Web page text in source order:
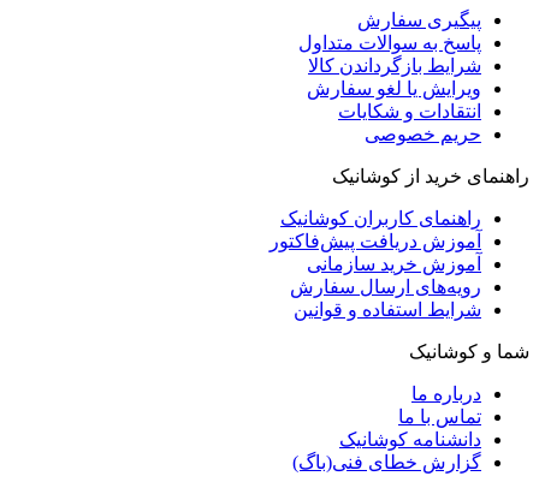
پیگیری سفارش
پاسخ به سوالات متداول
شرایط بازگرداندن کالا
ویرایش یا لغو سفارش
انتقادات و شکایات
حریم خصوصی
راهنمای خرید از کوشانیک
راهنمای کاربران کوشانیک
آموزش دریافت پیش‌فاکتور
آموزش خرید سازمانی
رویه‌های ارسال سفارش
شرایط استفاده و قوانین
شما و کوشانیک
درباره ما
تماس با ما
دانشنامه کوشانیک
گزارش خطای فنی(باگ)